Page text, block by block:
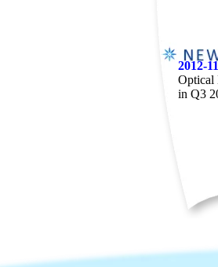
2012-
Optical
in Q3
Does